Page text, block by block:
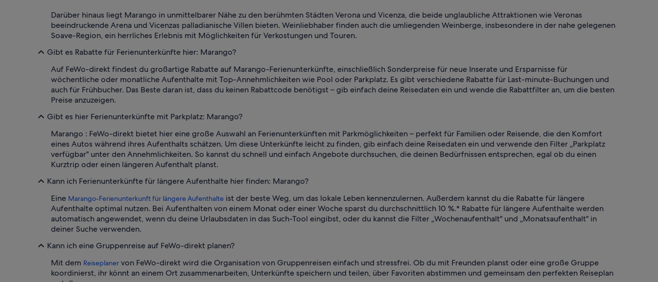
Darüber hinaus liegt Marango in unmittelbarer Nähe zu den berühmten Städten Verona und Vicenza, die beide unglaubliche Attraktionen wie Veronas
beeindruckende Arena und Vicenzas palladianische Villen bieten. Weinliebhaber finden auch die umliegenden Weinberge, insbesondere in der nahe gelegenen
Soave-Region, ein herrliches Erlebnis mit Möglichkeiten für Verkostungen und Touren.
Gibt es Rabatte für Ferienunterkünfte hier: Marango?
Auf FeWo-direkt findest du großartige Rabatte auf Marango-Ferienunterkünfte, einschließlich Sonderpreise für neue Inserate und Ersparnisse für
wöchentliche oder monatliche Aufenthalte mit Top-Annehmlichkeiten wie Pool oder Parkplatz. Es gibt verschiedene Rabatte für Last-minute-Buchungen und
auch für Frühbucher. Das Beste daran ist, dass du keinen Rabattcode benötigst – gib einfach deine Reisedaten ein und wende die Rabattfilter an, um die besten
Preise anzuzeigen.
Gibt es hier Ferienunterkünfte mit Parkplatz: Marango?
Marango : FeWo-direkt bietet hier eine große Auswahl an Ferienunterkünften mit Parkmöglichkeiten – perfekt für Familien oder Reisende, die den Komfort
eines Autos während ihres Aufenthalts schätzen. Um diese Unterkünfte leicht zu finden, gib einfach deine Reisedaten ein und verwende den Filter „Parkplatz
verfügbar" unter den Annehmlichkeiten. So kannst du schnell und einfach Angebote durchsuchen, die deinen Bedürfnissen entsprechen, egal ob du einen
Kurztrip oder einen längeren Aufenthalt planst.
Kann ich Ferienunterkünfte für längere Aufenthalte hier finden: Marango?
Eine Marango-Ferienunterkunft für längere Aufenthalte ist der beste Weg, um das lokale Leben kennenzulernen. Außerdem kannst du die Rabatte für längere
Aufenthalte optimal nutzen. Bei Aufenthalten von einem Monat oder einer Woche sparst du durchschnittlich 10 %.* Rabatte für längere Aufenthalte werden
automatisch angewendet, wenn du deine Urlaubsdaten in das Such-Tool eingibst, oder du kannst die Filter „Wochenaufenthalt" und „Monatsaufenthalt" in
deiner Suche verwenden.
Kann ich eine Gruppenreise auf FeWo-direkt planen?
Mit dem Reiseplaner von FeWo-direkt wird die Organisation von Gruppenreisen einfach und stressfrei. Ob du mit Freunden planst oder eine große Gruppe
koordinierst, ihr könnt an einem Ort zusammenarbeiten, Unterkünfte speichern und teilen, über Favoriten abstimmen und gemeinsam den perfekten Reiseplan